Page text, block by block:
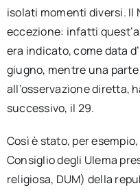
isolati momenti diversi. Il
eccezione: infatti
era indicato, come data
giugno, mentre una
all’osservazione diretta,
successivo, il 29.
Così è stato, per
Consiglio degli Ulema
religiosa, DUM) della